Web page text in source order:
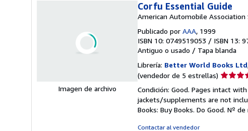
Imagen de archivo
Corfu Essential Guide
American Automobile
Publicado por AAA, 1999
ISBN 10: 0749519053 / ISBN 13:
Antiguo o usado / Tapa blanda
Librería: Better World Books Ltd
(vendedor de 5 estrellas)
5
de
Condición: Good. Pages intact
jackets/supplements are not
Books: Buy Books. Do Good. Nº
Contactar al vendedor